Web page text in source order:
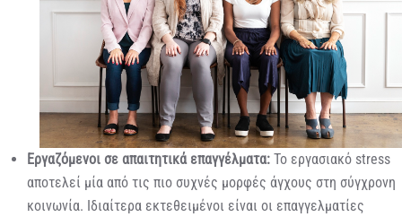
Εργαζόμενοι σε απαιτητικά επαγγέλματα: Το εργασιακό stress
αποτελεί μία από τις πιο συχνές μορφές άγχους στη σύγχρονη
κοινωνία. Ιδιαίτερα εκτεθειμένοι είναι οι επαγγελματίες